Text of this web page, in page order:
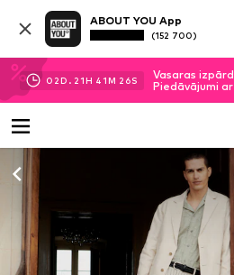
ABOUT YOU App
(152 700)
02D. 21H 41M 24S
Vasaras
Piedāvājumi